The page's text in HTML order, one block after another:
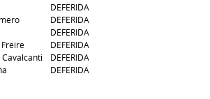
DEFERIDA
DEFERIDA
DEFERIDA
Freire
DEFERIDA
DEFERIDA
DEFERIDA